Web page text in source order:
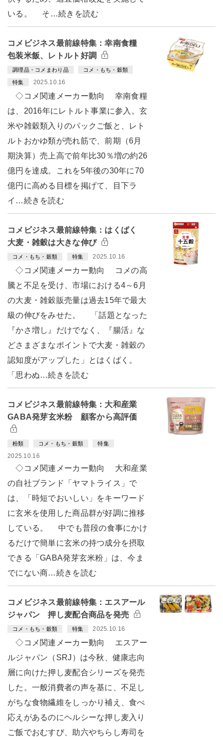
いる。 そ…続きを読む
コメビジネス最前線特集：幸南食糧
包装米飯、レトルト好調
調理品・コメまわり品 コメ・もち・穀類
特集 2025.10.16
◇コメ関連メーカー動向 幸南食糧
は、2016年にレトルト事業に参入。玄
米や雑穀類入りのパックご飯と、レト
ルトおかゆ類が売れ筋で、前期（6月
期決算）売上高で前年比30％増の約26
億円を達成。これを5年後の30年に70
億円に高める目標を掲げて、目下ラ
イ…続きを読む
コメビジネス最前線特集：はくばく
大麦・雑穀は大きな伸び
コメ・もち・穀類 特集 2025.10.16
◇コメ関連メーカー動向 コメの高
騰と不足を受け、市場における4～6月
の大麦・雑穀販売量は過去15年で最大
級の伸びをみせた。 「話題となった
『かさ増し』だけでなく、『腸活』な
どさまざまなポイントで大麦・雑穀の
認知度がアップした」とはくばく。
「思わぬ…続きを読む
コメビジネス最前線特集：大和産業
GABA発芽玄米粉 顧客から高評価
粉類 コメ・もち・穀類 特集
2025.10.16
◇コメ関連メーカー動向 大和産業
の自社ブランド「ヤマトライス」で
は、「時短でおいしい」をキーワード
に玄米を使用した商品群が好調に推移
している。 中でも普段の食事にかけ
るだけで簡単に玄米の持つ成分を摂取
できる「GABA発芽玄米粉」は、今ま
でにない商…続きを読む
コメビジネス最前線特集：エスアール
ジャパン 押し麦配合商品を発売
コメ・もち・穀類 特集 2025.10.16
◇コメ関連メーカー動向 エスアー
ルジャパン（SRJ）は今秋、健康志向
層に向けた押し麦配合シリーズを発売
した。一般消費者の声を基に、不足し
がちな食物繊維をしっかり補え、食べ
応えがあるのにヘルシーな押し麦入り
ご飯でおむすび、助六やちらし寿司を